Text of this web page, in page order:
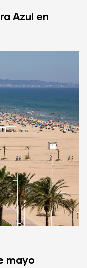
Azul en
mayo